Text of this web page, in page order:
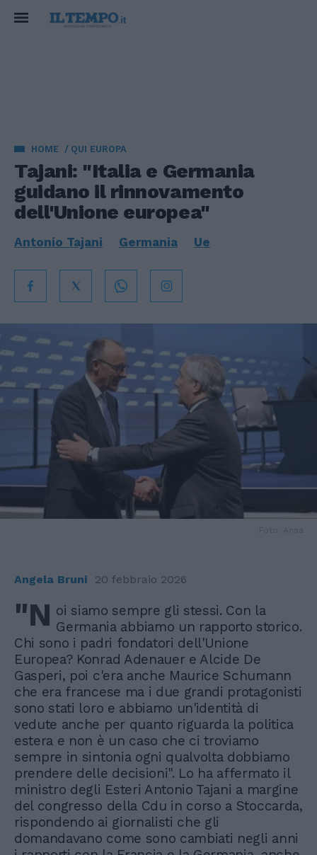
HOME QUI EUROPA
Tajani: "Italia e Germania
guidano il rinnovamento
dell'Unione europea"
Antonio Tajani Germania Ue
Angela Bruni 20 febbraio 2026
"N oi siamo sempre gli stessi. Con la
Germania abbiamo un rapporto storico.
Chi sono i padri fondatori dell'Unione
Europea? Konrad Adenauer e Alcide De
Gasperi, poi c'era anche Maurice Schumann
che era francese ma i due grandi protagonisti
sono stati loro e abbiamo un'identità di
vedute anche per quanto riguarda la politica
estera e non è un caso che ci troviamo
sempre in sintonia ogni qualvolta dobbiamo
prendere delle decisioni". Lo ha affermato il
ministro degli Esteri Antonio Tajani a margine
del congresso della Cdu in corso a Stoccarda,
rispondendo ai giornalisti che gli
domandavano come sono cambiati negli anni